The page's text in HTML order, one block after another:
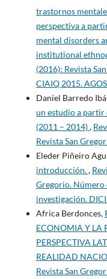
trastornos
perspectiva a
mental disorders
institutional
(2016): Revista
CIAIQ 2015.
Daniel Barredo
un estudio a partir
(2011 – 2014),
Revista San
Eleder Piñeiro
introducción.,
Gregorio. Número
investigación.
Africa Berdonces,
ECONOMIA Y LA
PERSPECTIVA
REALIDAD
Revista San